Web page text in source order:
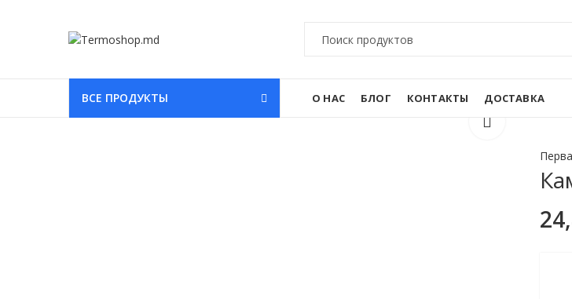
ВСЕ ПРОДУКТЫ О НАС БЛОГ КОНТАКТЫ ДОСТАВКА